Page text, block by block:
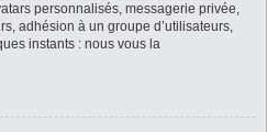
personnalisés, messagerie privée,
adhésion à un groupe d’utilisateurs,
instants : nous vous la